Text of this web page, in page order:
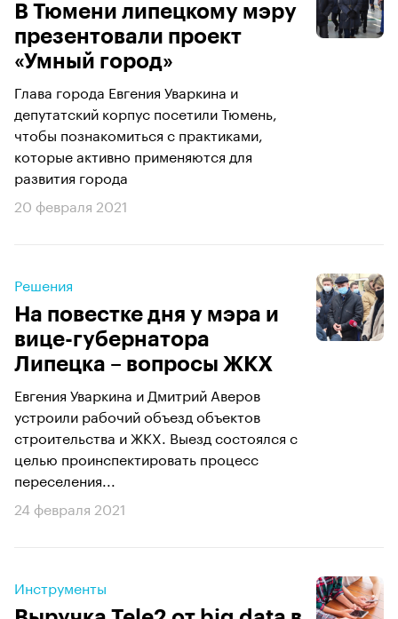
В Тюмени липецкому мэру
презентовали проект
«Умный город»
Глава города Евгения Уваркина и
депутатский корпус посетили Тюмень,
чтобы познакомиться с практиками,
которые активно применяются для
развития города
20 февраля 2021
Решения
На повестке дня у мэра и
вице-губернатора
Липецка – вопросы ЖКХ
Евгения Уваркина и Дмитрий Аверов
устроили рабочий объезд объектов
строительства и ЖКХ. Выезд состоялся с
целью проинспектировать процесс
переселения...
24 февраля 2021
Инструменты